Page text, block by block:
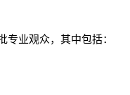
业观众，其中包括：